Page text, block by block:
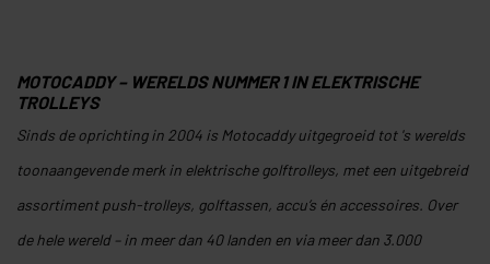
MOTOCADDY – WERELDS NUMMER 1 IN ELEKTRISCHE
TROLLEYS
Sinds de oprichting in 2004 is Motocaddy uitgegroeid tot 's werelds
toonaangevende merk in elektrische golftrolleys, met een uitgebreid
assortiment push-trolleys, golftassen, accu’s én accessoires. Over
de hele wereld – in meer dan 40 landen en via meer dan 3.000